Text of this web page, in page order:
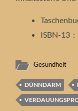
ISBN-13 ‏ : ‎
Gesundheit
DÜNNDARM